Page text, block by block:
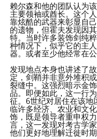
赖尔森和他的团队认为
主要领袖或酋长。这个
靠炫酷的武器来彰显自
的遗物，但霍夫发现因
特。当时许多装饰剑纯
种情况下，似乎它的主
器。或者至少他经常在
发现地点本身也讲述了
定，剑鞘并非意外堆积
裂缝中。这强烈暗示金
品。即便如此，这一行
征。6世纪对居住在该
临许多经济、农业和文
饰，既是领导者重申权
言，这一发现对考古学
他们更好地理解迁徙时